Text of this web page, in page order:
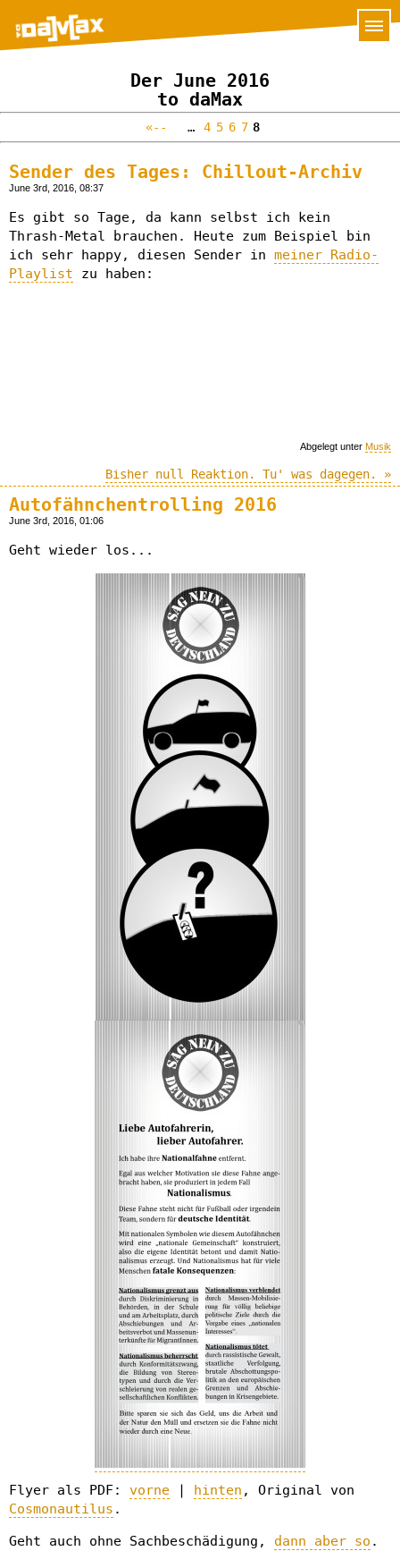
Der June 2016
to daMax
«-- … 4 5 6 7 8
Sender des Tages: Chillout-Archiv
June 3rd, 2016, 08:37
Es gibt so Tage, da kann selbst ich kein
Thrash-Metal brauchen. Heute zum Beispiel bin
ich sehr happy, diesen Sender in meiner Radio-
Playlist zu haben:
Abgelegt unter Musik
Bisher null Reaktion. Tu' was dagegen. »
Autofähnchentrolling 2016
June 3rd, 2016, 01:06
Geht wieder los...
Flyer als PDF: vorne | hinten , Original von
Cosmonautilus .
Geht auch ohne Sachbeschädigung, dann aber so .